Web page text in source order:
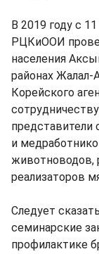
В 2019 году с
РЦКиООИ
населения
районах Жалал-
Корейского
представители
и
животноводов,
реализаторов
Следует
семинарские
профилактике